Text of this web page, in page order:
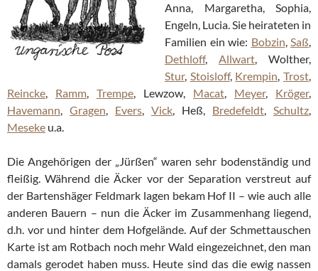
Anna, Margaretha, Sophia,
Engeln, Lucia. Sie heirateten in
Familien ein wie: Bobzin, Saß,
Dethloff, Allwart, Wolther,
Stur, Stoisloff, Krempin,Trost,
Reincke, Ramm, Trempe, Lewzow, Macat, Meyer, Kröger,
Havemann, Gragen, Evers, Vick, Heß, Bredefeldt, Schultz,
Meseke u.a.
Die Angehörigen der „Jürßen“ waren sehr bodenständig und
fleißig. Während die Äcker vor der Separation verstreut auf
der Bartenshäger Feldmark lagen bekam Hof II – wie auch alle
anderen Bauern – nun die Äcker im Zusammenhang liegend,
d.h. vor und hinter dem Hofgelände. Auf der Schmettauschen
Karte ist am Rotbach noch mehr Wald eingezeichnet, den man
damals gerodet haben muss. Heute sind das die ewig nassen